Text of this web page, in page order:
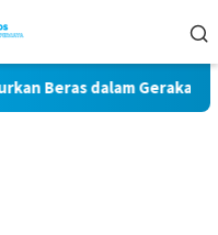
dalam Gerakan Pangan